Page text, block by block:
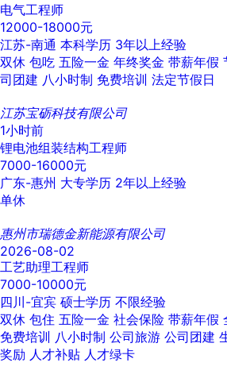
电气工程师
12000-18000元
江苏-南通 本科学历 3年以上经验
双休 包吃 五险一金 年终奖金 带薪年假
司团建 八小时制 免费培训 法定节假日
江苏宝砺科技有限公司
1小时前
锂电池组装结构工程师
7000-16000元
广东-惠州 大专学历 2年以上经验
单休
惠州市瑞德金新能源有限公司
2026-08-02
工艺助理工程师
7000-10000元
四川-宜宾 硕士学历 不限经验
双休 包住 五险一金 社会保险 带薪年假
免费培训 八小时制 公司旅游 公司团建
奖励 人才补贴 人才绿卡